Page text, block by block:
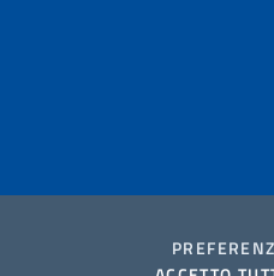
2026 Copyright Ministero degli Affari